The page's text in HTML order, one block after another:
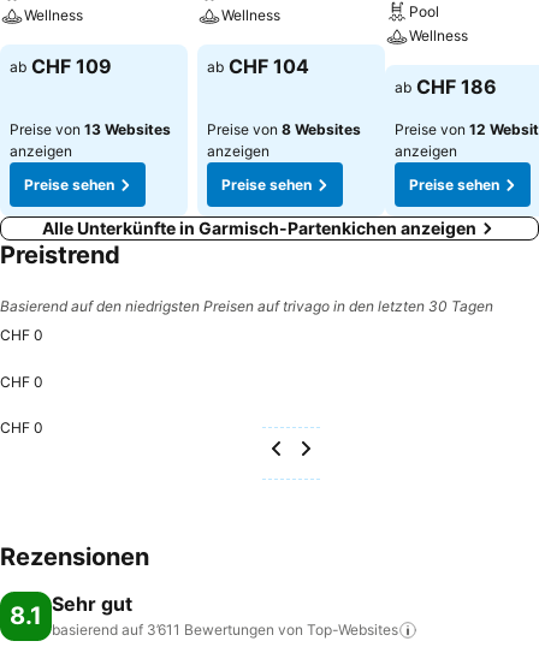
Wellness
ab CHF 109
Preise von 13 Websites
anzeigen
Preise sehen
Wellness
ab CHF 104
Preise von 8 Websites
anzeigen
Preise sehen
Pool
Wellness
ab CHF 186
Preise von 12
anzeigen
Preise sehen
Alle Unterkünfte in Garmisch-Partenkichen anzeigen
Preistrend
Basierend auf den niedrigsten Preisen auf trivago in den letzten 30 Tagen
CHF 0
CHF 0
CHF 0
Rezensionen
8.1 Sehr gut
basierend auf 3’611 Bewertungen von Top-Websites